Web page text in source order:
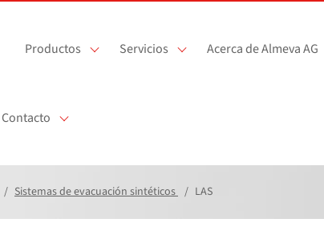
Productos Servicios Acerca de Almeva AG
Contacto
Sistemas de evacuación sintéticos LAS